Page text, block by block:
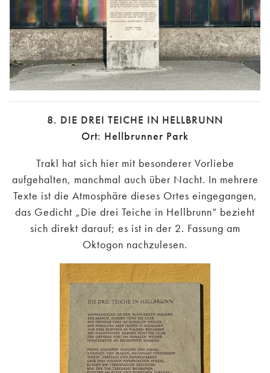
8. DIE DREI TEICHE IN HELLBRUNN
Ort: Hellbrunner Park
Trakl hat sich hier mit besonderer Vorliebe
aufgehalten, manchmal auch über Nacht. In mehrere
Texte ist die Atmosphäre dieses Ortes eingegangen,
das Gedicht „Die drei Teiche in Hellbrunn“ bezieht
sich direkt darauf; es ist in der 2. Fassung am
Oktogon nachzulesen.